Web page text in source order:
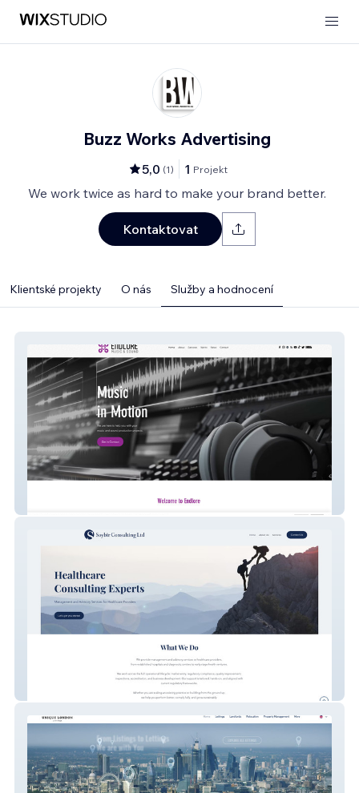
Buzz Works Advertising
5,0 (1) 1 Projekt
We work twice as hard to make your brand better.
Kontaktovat
Klientské projekty O nás Služby a hodnocení